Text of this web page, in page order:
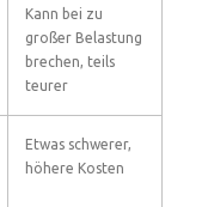
Kann bei zu
großer Belastung
brechen, teils
teurer
Etwas schwerer,
höhere Kosten